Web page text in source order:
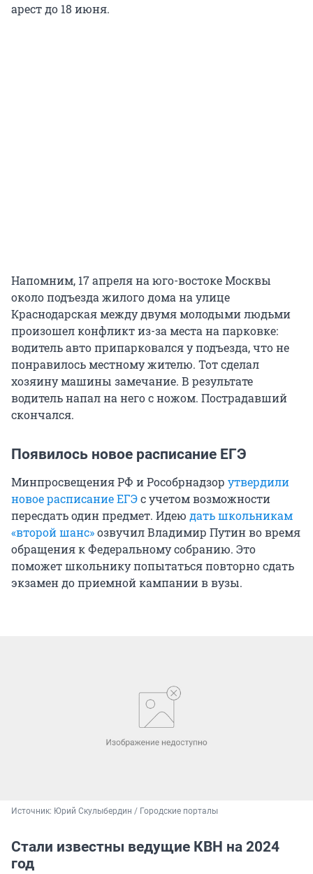
арест до 18 июня.
Напомним, 17 апреля на юго-востоке Москвы
около подъезда жилого дома на улице
Краснодарская между двумя молодыми людьми
произошел конфликт из-за места на парковке:
водитель авто припарковался у подъезда, что не
понравилось местному жителю. Тот сделал
хозяину машины замечание. В результате
водитель напал на него с ножом. Пострадавший
скончался.
Появилось новое расписание ЕГЭ
Минпросвещения РФ и Рособрнадзор утвердили
новое расписание ЕГЭс учетом возможности
пересдать один предмет. Идею дать школьникам
«второй шанс»озвучил Владимир Путин во время
обращения к Федеральному собранию. Это
поможет школьнику попытаться повторно сдать
экзамен до приемной кампании в вузы.
Источник: Юрий Скулыбердин / Городские порталы
Стали известны ведущие КВН на 2024
год